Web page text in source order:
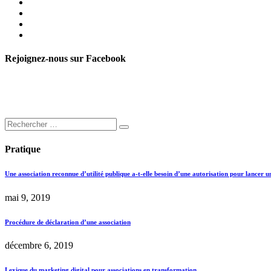
Rejoignez-nous sur Facebook
Pratique
Une association reconnue d’utilité publique a-t-elle besoin d’une autorisation pour lancer
mai 9, 2019
Procédure de déclaration d’une association
décembre 6, 2019